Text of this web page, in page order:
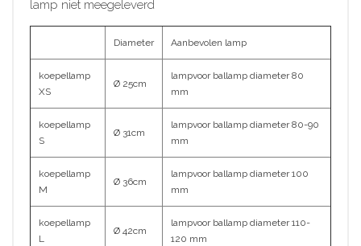
lamp niet meegeleverd
Diameter Aanbevolen lamp
koepellamp
XS
Ø 25cm
lampvoor ballamp diameter 80
mm
koepellamp
S
Ø 31cm
lampvoor ballamp diameter 80-90
mm
koepellamp
M
Ø 36cm
lampvoor ballamp diameter 100
mm
koepellamp
L
Ø 42cm
lampvoor ballamp diameter 110-
120 mm